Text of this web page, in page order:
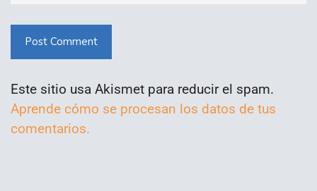
Post Comment
Este sitio usa Akismet para reducir el spam.
Aprende cómo se procesan los datos de tus
comentarios.